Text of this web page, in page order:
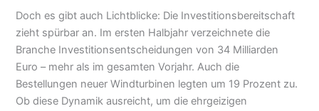
Doch es gibt auch Lichtblicke: Die Investitionsbereitschaft
zieht spürbar an. Im ersten Halbjahr verzeichnete die
Branche Investitionsentscheidungen von 34 Milliarden
Euro – mehr als im gesamten Vorjahr. Auch die
Bestellungen neuer Windturbinen legten um 19 Prozent zu.
Ob diese Dynamik ausreicht, um die ehrgeizigen